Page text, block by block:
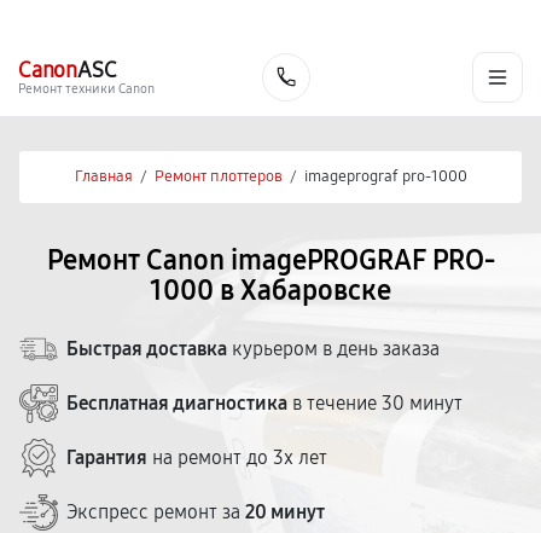
CanonASC
Ремонт техники Canon
Главная / Ремонт плоттеров / imageprograf pro-1000
Ремонт Canon imagePROGRAF PRO-
1000 в Хабаровске
Быстрая доставка курьером в день заказа
Бесплатная диагностика в течение 30 минут
Гарантия на ремонт до 3х лет
Экспресс ремонт за 20 минут